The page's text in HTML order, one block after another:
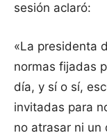
sesión aclaró:
«La presidenta
normas fijadas
día, y sí o sí,
invitadas para
no atrasar ni un